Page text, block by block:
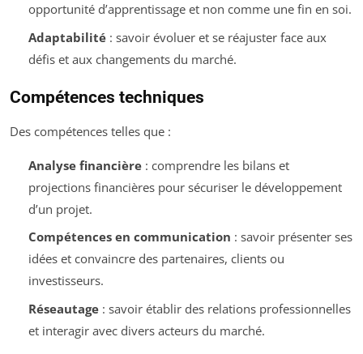
opportunité d’apprentissage et non comme une fin en soi.
Adaptabilité: savoir évoluer et se réajuster face aux
défis et aux changements du marché.
Compétences techniques
Des compétences telles que :
Analyse financière: comprendre les bilans et
projections financières pour sécuriser le développement
d’un projet.
Compétences en communication : savoir présenter ses
idées et convaincre des partenaires, clients ou
investisseurs.
Réseautage: savoir établir des relations professionnelles
et interagir avec divers acteurs du marché.